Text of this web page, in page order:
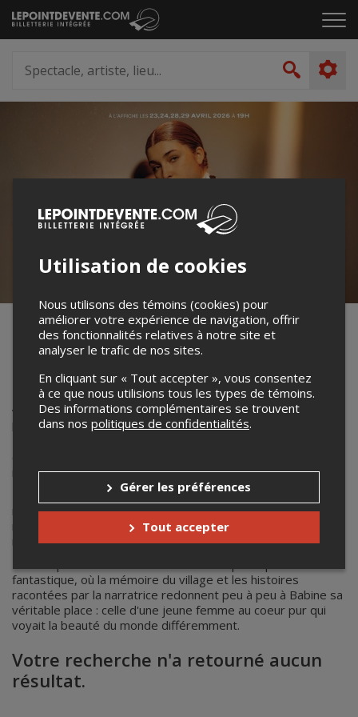
Passer
au
le
artiste,
lieu...
BABINE
BABINE
Dans le petit village de Saint-Élie-de-Caxton, les habitants
vivent au rythme des rumeurs, des superstitions et des
histoires qu'on se raconte. Au coeur du village se trouve
immense, elle est souvent jugée et mal comprise.
Un jour, aprés une série d'évènements étranges et de
malentendus, Babine est accusée d'avoir provoqué un
malheur au village. La peur et l'ignorance des villageois se
retournent contre elle.
fantastique, où la mémoire du village et les histoires
racontées par la narratrice redonnent peu à peu à Babine sa
véritable place : celle d'une jeune femme au coeur pur qui
voyait la beauté du monde différemment.
Votre recherche n'a retourné aucun
résultat.
Utilisation de cookies
Nous utilisons des témoins (cookies) pour
améliorer votre expérience de navigation, offrir
des fonctionnalités relatives à notre site et
analyser le trafic de nos sites.
En cliquant sur « Tout accepter », vous consentez
à ce que nous utilisions tous les types de témoins.
Des informations complémentaires se trouvent
dans nos politiques de confidentialités.
Gérer les préférences
Tout accepter